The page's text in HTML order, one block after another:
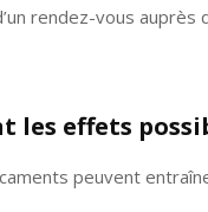
rendez-vous auprès
les effets
peuvent